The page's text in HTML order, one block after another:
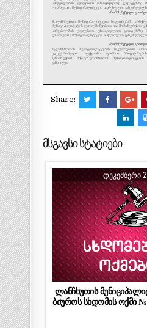
Share:
მსგავსი სტატიები
ᲓᲔᲙᲔᲛᲑᲔᲠᲘ
ლანჩხუთის
ბიუროს სხდომის ოქმი